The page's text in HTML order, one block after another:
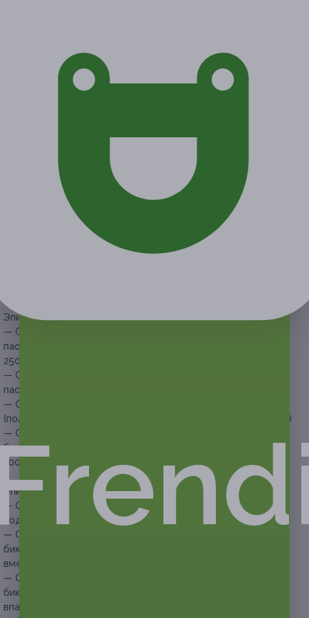
Срок действия купонов:с 16.03.2021 до 16.06.2021
(включительно).
Вы можете предъявить купон в распечатанном или
электронном виде.
Один человек может купить неограниченное количество
Эпиляция одной зоны:
— Скидка 50% на 1 процедуру полимерной эпиляции
пастой зоны над верхней губой (усики) (125 руб. вместо
250 руб.)
— Скидка 50% на 1 процедуру полимерной эпиляции
пастой подмышечных впадин (125 руб. вместо 250 руб.)
— Скидка 60% на 1 процедуру полимерной эпиляции ног
(полностью) или рук (полностью) (320 руб. вместо 800 руб.)
— Скидка 53% на 1 процедуру полимерной эпиляции зоны
бикини (классическое или глубокое) (329 руб. вместо
700 руб.)
Эпиляция нескольких зон:
— Скидка 64% на 1 процедуру полимерной эпиляции
подмышечных впадин и голеней (306 руб. вместо 850 руб.)
— Скидка 65% на 1 процедуру полимерной эпиляции зоны
бикини (классическое или глубокое) и голеней (455 руб.
вместо 1300 руб.)
— Скидка 57% на 1 процедуру полимерной эпиляции зоны
бикини (классическое или глубокое) и подмышечных
впадин (408 руб. вместо 950 руб.)